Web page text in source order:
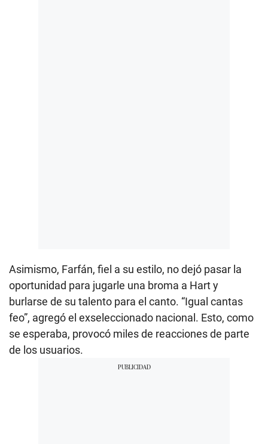
Asimismo, Farfán, fiel a su estilo, no dejó pasar la
oportunidad para jugarle una broma a Hart y
burlarse de su talento para el canto. “Igual cantas
feo”, agregó el exseleccionado nacional. Esto, como
se esperaba, provocó miles de reacciones de parte
de los usuarios.